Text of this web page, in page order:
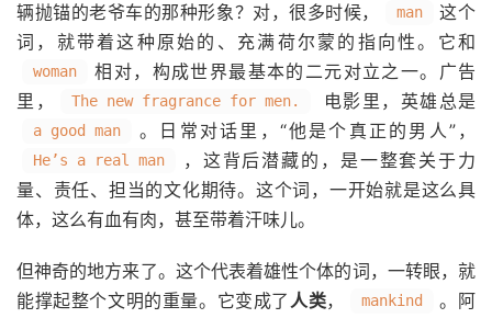
辆抛锚的老爷车的那种形象？对，很多时候，
man
这个
词，就带着这种原始的、充满荷尔蒙的指向性。它和
woman
相对，构成世界最基本的二元对立之一。广告
里，
The new fragrance for men. 电影里，英雄总是
a good man 。日常对话里，“他是个真正的男人”，
He’s a real man
，这背后潜藏的，是一整套关于力
量、责任、担当的文化期待。这个词，一开始就是这么具
体，这么有血有肉，甚至带着汗味儿。
但神奇的地方来了。这个代表着雄性个体的词，一转眼，就
能撑起整个文明的重量。它变成了人类， mankind
。阿